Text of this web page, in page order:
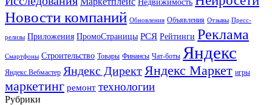
Недвижимость
Новости компаний Обновления Объявления Отзывы Пресс-
релизы Приложения ПромоСтраницы РСЯ Рейтинги Реклама
Смартфоны Строительство Товары Финансы Чат-боты Яндекс
Яндекс.Вебмастер Яндекс Директ Яндекс Маркет игры
маркетинг ремонт технологии
Рубрики